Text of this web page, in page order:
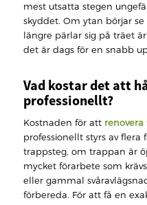
mest utsatta stegen
skyddet. Om ytan börjar
längre pärlar sig på träet
det är dags för en snabb
Vad kostar det att
professionellt?
Kostnaden för att
professionellt styrs av flera
trappsteg, om trappan är
mycket förarbete som
eller gammal
förbereda. För att få en